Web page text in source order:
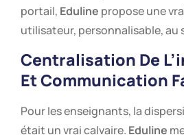
portail, Eduline propose une
utilisateur, personnalisable, au
Centralisation De
Et Communication
Pour les enseignants, la
était un vrai calvaire. Eduline